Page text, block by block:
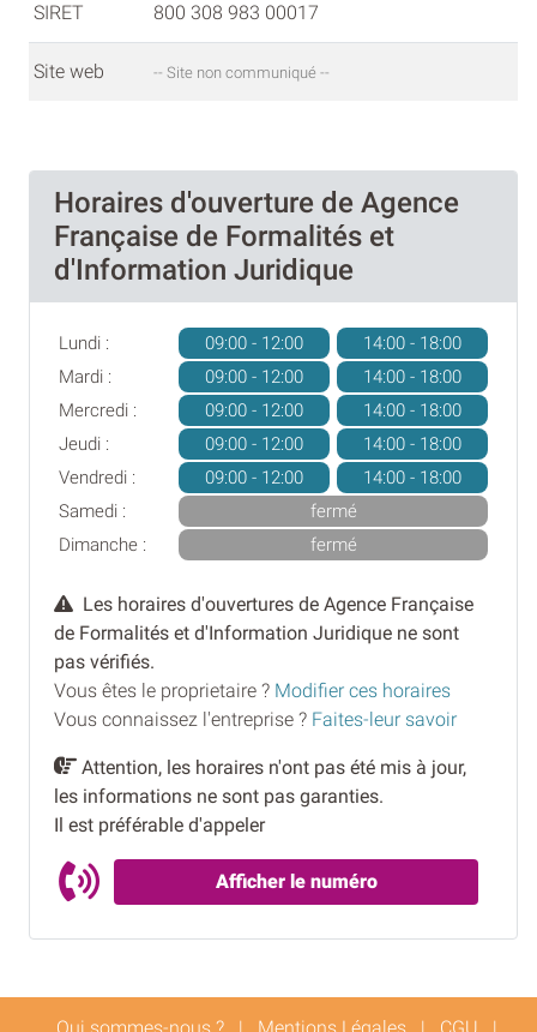
SIRET 800 308 983 00017
Site web -- Site non communiqué --
Horaires d'ouverture de Agence
Française de Formalités et
d'Information Juridique
Lundi : 09:00 - 12:00
14:00 - 18:00
Mardi :
09:00 - 12:00
14:00 - 18:00
Mercredi :
09:00 - 12:00
14:00 - 18:00
Jeudi :
09:00 - 12:00
14:00 - 18:00
Vendredi :
09:00 - 12:00
14:00 - 18:00
Samedi :
fermé
Dimanche :
fermé
Les horaires d'ouvertures de Agence Française
de Formalités et d'Information Juridique ne sont
pas vérifiés.
Vous êtes le proprietaire ? Modifier ces horaires
Vous connaissez l'entreprise ? Faites-leur savoir
Attention, les horaires n'ont pas été mis à jour,
les informations ne sont pas garanties.
Il est préférable d'appeler
Afficher le numéro